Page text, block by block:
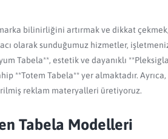
bilinirliğini artırmak ve dikkat
olarak sunduğumuz hizmetler,
Tabela**, estetik ve dayanıklı
**Totem Tabela** yer almaktadır.
reklam materyalleri üretiyoruz.
Tabela Modelleri